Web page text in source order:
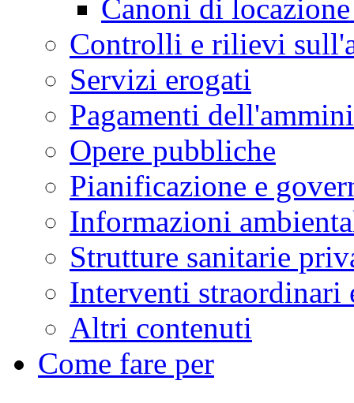
Canoni di
Controlli e rilievi
Servizi erogati
Pagamenti
Opere pubbliche
Pianificazione e
Informazioni
Strutture sanitarie
Interventi straordinari
Altri contenuti
Come fare per